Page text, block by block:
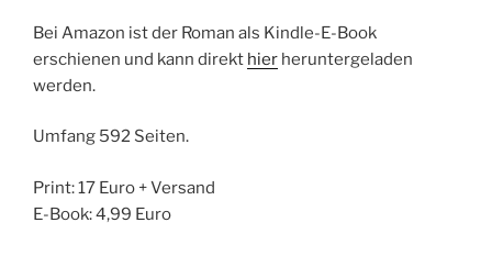
Bei Amazon ist der Roman als Kindle-E-Book
erschienen und kann direkt hier heruntergeladen
werden.
Umfang 592 Seiten.
Print: 17 Euro + Versand
E-Book: 4,99 Euro